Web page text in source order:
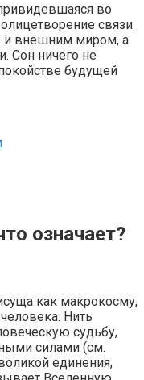
во
связи
и внешним миром, а
Сон ничего не
будущей
означает?
как макрокосму,
Нить
судьбу,
силами (см.
единения,